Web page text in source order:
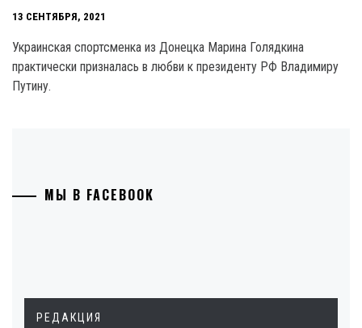
13 СЕНТЯБРЯ, 2021
Украинская спортсменка из Донецка Марина Голядкина
практически призналась в любви к президенту РФ Владимиру
Путину.
МЫ В FACEBOOK
РЕДАКЦИЯ